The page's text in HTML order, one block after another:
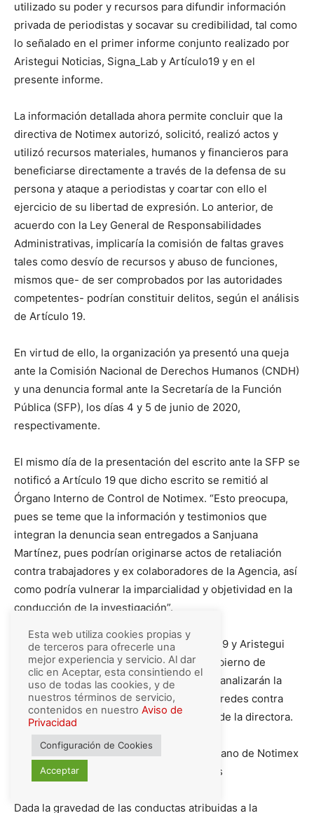
utilizado su poder y recursos para difundir información
privada de periodistas y socavar su credibilidad, tal como
lo señalado en el primer informe conjunto realizado por
Aristegui Noticias, Signa_Lab y Artículo19 y en el
presente informe.
La información detallada ahora permite concluir que la
directiva de Notimex autorizó, solicitó, realizó actos y
utilizó recursos materiales, humanos y financieros para
beneficiarse directamente a través de la defensa de su
persona y ataque a periodistas y coartar con ello el
ejercicio de su libertad de expresión. Lo anterior, de
acuerdo con la Ley General de Responsabilidades
Administrativas, implicaría la comisión de faltas graves
tales como desvío de recursos y abuso de funciones,
mismos que- de ser comprobados por las autoridades
competentes- podrían constituir delitos, según el análisis
de Artículo 19.
En virtud de ello, la organización ya presentó una queja
ante la Comisión Nacional de Derechos Humanos (CNDH)
y una denuncia formal ante la Secretaría de la Función
Pública (SFP), los días 4 y 5 de junio de 2020,
respectivamente.
El mismo día de la presentación del escrito ante la SFP se
notificó a Artículo 19 que dicho escrito se remitió al
Órgano Interno de Control de Notimex. “Esto preocupa,
pues se teme que la información y testimonios que
integran la denuncia sean entregados a Sanjuana
Martínez, pues podrían originarse actos de retaliación
contra trabajadores y ex colaboradores de la Agencia, así
como podría vulnerar la imparcialidad y objetividad en la
conducción de la investigación”.
Además es del conocimiento de Artículo 19 y Aristegui
Noticias que el 18 de junio la Junta de Gobierno de
Notimex sesionará y entre varios puntos, analizarán la
información vertida sobre los ataques en redes contra
periodistas y ex colaboradores por parte de la directora.
Te puede interesar: Analizará máximo órgano de Notimex
ataques en redes vs. periodistas y críticos
Dada la gravedad de las conductas atribuidas a la
Esta web utiliza cookies propias y
de terceros para ofrecerle una
mejor experiencia y servicio. Al dar
clic en Aceptar, esta consintiendo el
uso de todas las cookies, y de
nuestros términos de servicio,
contenidos en nuestro Aviso de
Privacidad
Configuración de Cookies
Acceptar